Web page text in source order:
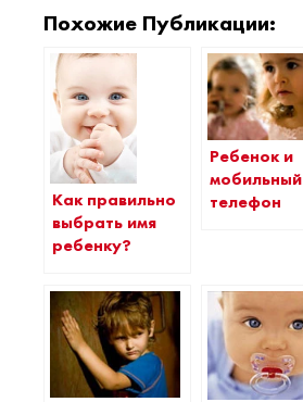
Похожие Публикации:
Как правильно
выбрать имя
ребенку?
Ребенок и
мобильный
телефон